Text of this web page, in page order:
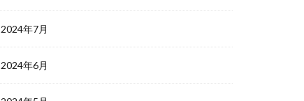
2024年7月
2024年6月